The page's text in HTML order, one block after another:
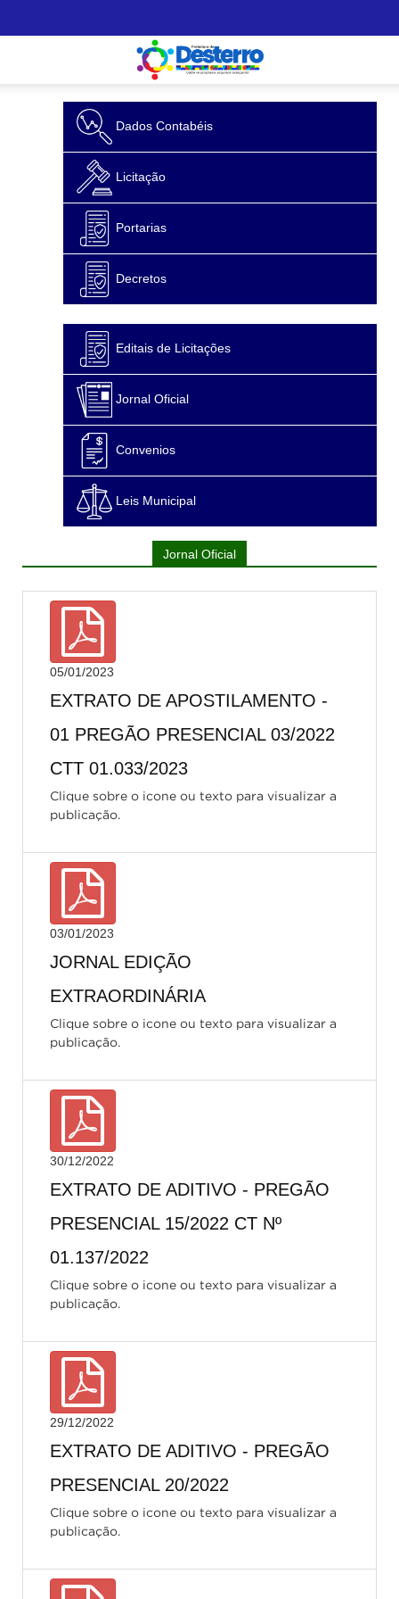
Dados Contabéis
Licitação
Portarias
Decretos
Editais de Licitações
Jornal Oficial
Convenios
Leis Municipal
Jornal Oficial
05/01/2023
EXTRATO DE APOSTILAMENTO -
01 PREGÃO PRESENCIAL 03/2022
CTT 01.033/2023
Clique sobre o icone ou texto para visualizar a
publicação.
03/01/2023
JORNAL EDIÇÃO
EXTRAORDINÁRIA
Clique sobre o icone ou texto para visualizar a
publicação.
30/12/2022
EXTRATO DE ADITIVO - PREGÃO
PRESENCIAL 15/2022 CT Nº
01.137/2022
Clique sobre o icone ou texto para visualizar a
publicação.
29/12/2022
EXTRATO DE ADITIVO - PREGÃO
PRESENCIAL 20/2022
Clique sobre o icone ou texto para visualizar a
publicação.